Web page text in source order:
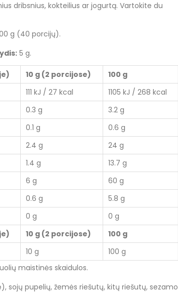
dribsnius, kokteilius ar jogurtą. Vartokite du
g (40 porcijų).
5 g.
10 g (2 porcijose)
100 g
111 kJ / 27 kcal
1105 kJ / 268 kcal
0.3 g
3.2 g
0.1 g
0.6 g
2.4 g
24 g
1.4 g
13.7 g
6 g
60 g
0.6 g
5.8 g
0 g
0 g
10 g (2 porcijose)
100 g
10 g
100 g
maistinės skaidulos.
sojų pupelių, žemės riešutų, kitų riešutų, sezamo